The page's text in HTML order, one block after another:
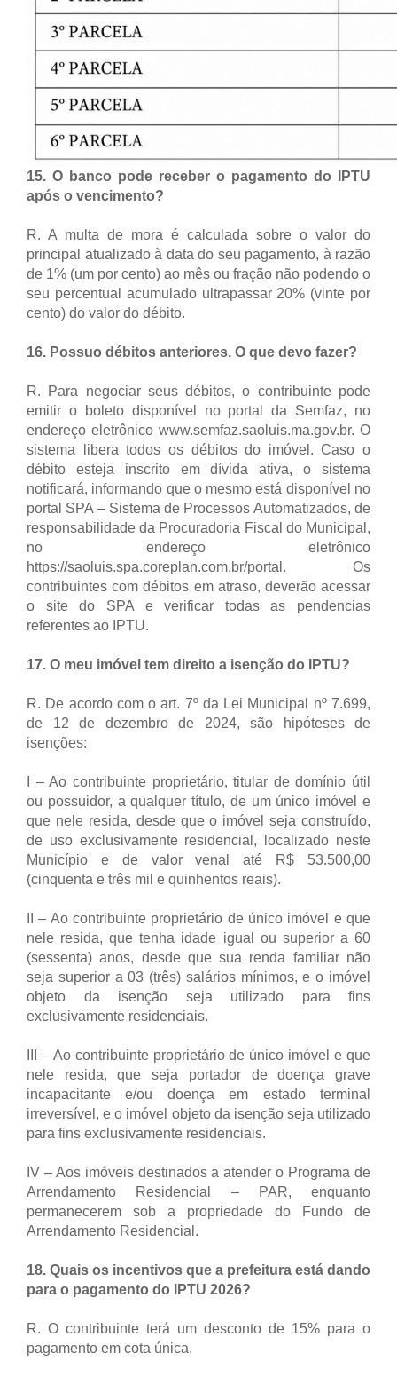
15. O banco pode receber o pagamento do IPTU
após o vencimento?
R. A multa de mora é calculada sobre o valor do
principal atualizado à data do seu pagamento, à razão
de 1% (um por cento) ao mês ou fração não podendo o
seu percentual acumulado ultrapassar 20% (vinte por
cento) do valor do débito.
16. Possuo débitos anteriores. O que devo fazer?
R. Para negociar seus débitos, o contribuinte pode
emitir o boleto disponível no portal da Semfaz, no
endereço eletrônico www.semfaz.saoluis.ma.gov.br. O
sistema libera todos os débitos do imóvel. Caso o
débito esteja inscrito em dívida ativa, o sistema
notificará, informando que o mesmo está disponível no
portal SPA – Sistema de Processos Automatizados, de
responsabilidade da Procuradoria Fiscal do Municipal,
no endereço eletrônico
https://saoluis.spa.coreplan.com.br/portal. Os
contribuintes com débitos em atraso, deverão acessar
o site do SPA e verificar todas as pendencias
referentes ao IPTU.
17. O meu imóvel tem direito a isenção do IPTU?
R. De acordo com o art. 7º da Lei Municipal nº 7.699,
de 12 de dezembro de 2024, são hipóteses de
isenções:
I – Ao contribuinte proprietário, titular de domínio útil
ou possuidor, a qualquer título, de um único imóvel e
que nele resida, desde que o imóvel seja construído,
de uso exclusivamente residencial, localizado neste
Município e de valor venal até R$ 53.500,00
(cinquenta e três mil e quinhentos reais).
II – Ao contribuinte proprietário de único imóvel e que
nele resida, que tenha idade igual ou superior a 60
(sessenta) anos, desde que sua renda familiar não
seja superior a 03 (três) salários mínimos, e o imóvel
objeto da isenção seja utilizado para fins
exclusivamente residenciais.
III – Ao contribuinte proprietário de único imóvel e que
nele resida, que seja portador de doença grave
incapacitante e/ou doença em estado terminal
irreversível, e o imóvel objeto da isenção seja utilizado
para fins exclusivamente residenciais.
IV – Aos imóveis destinados a atender o Programa de
Arrendamento Residencial – PAR, enquanto
permanecerem sob a propriedade do Fundo de
Arrendamento Residencial.
18. Quais os incentivos que a prefeitura está dando
para o pagamento do IPTU 2026?
R. O contribuinte terá um desconto de 15% para o
pagamento em cota única.